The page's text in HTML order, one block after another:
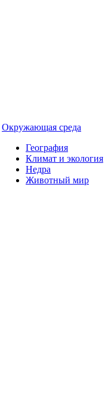
Окружающая среда
География
Климат и экология
Недра
Животный мир